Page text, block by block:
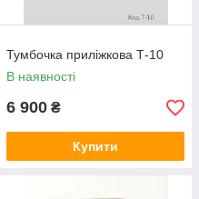
Тумбочка приліжкова Т-10
В наявності
6 900 ₴
Купити